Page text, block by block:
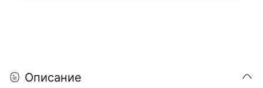
Описание